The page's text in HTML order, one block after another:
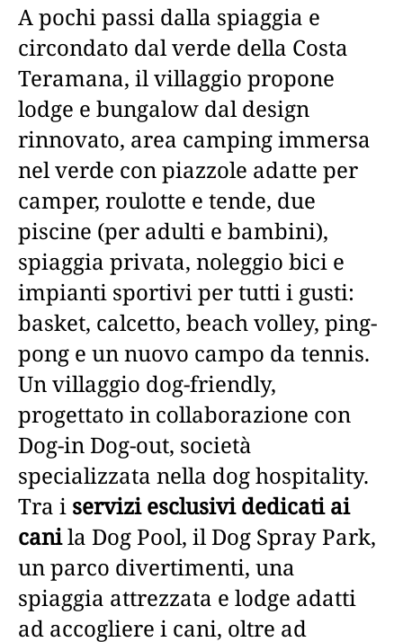
A pochi passi dalla spiaggia e
circondato dal verde della Costa
Teramana, il villaggio propone
lodge e bungalow dal design
rinnovato, area camping immersa
nel verde con piazzole adatte per
camper, roulotte e tende, due
piscine (per adulti e bambini),
spiaggia privata, noleggio bici e
impianti sportivi per tutti i gusti:
basket, calcetto, beach volley, ping-
pong e un nuovo campo da tennis.
Un villaggio dog-friendly,
progettato in collaborazione con
Dog-in Dog-out, società
specializzata nella dog hospitality.
Tra i servizi esclusivi dedicati ai
canila Dog Pool, il Dog Spray Park,
un parco divertimenti, una
spiaggia attrezzata e lodge adatti
ad accogliere i cani, oltre ad